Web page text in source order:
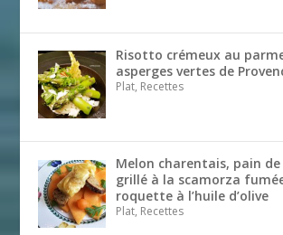
Risotto crémeux au
asperges vertes de
Plat, Recettes
Melon charentais, pain
grillé à la scamorza
roquette à l’huile d’olive
Plat, Recettes